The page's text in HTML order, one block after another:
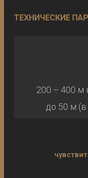
ТЕХНИЧЕСКИЕ
200 ÷ 400 м
до 50 м